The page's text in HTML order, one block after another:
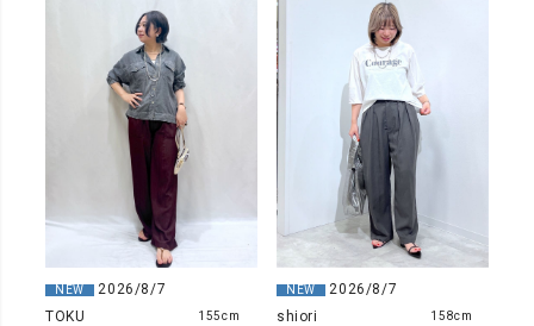
NEW
2026/8/7
TOKU
155cm
NEW
2026/8/7
shiori
158cm